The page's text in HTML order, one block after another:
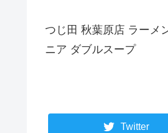
つじ田 秋葉原店 ラーメ
ニア ダブルスープ
Twitter